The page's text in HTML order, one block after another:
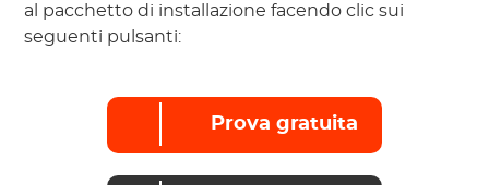
al pacchetto di installazione facendo clic sui
seguenti pulsanti:
Prova gratuita